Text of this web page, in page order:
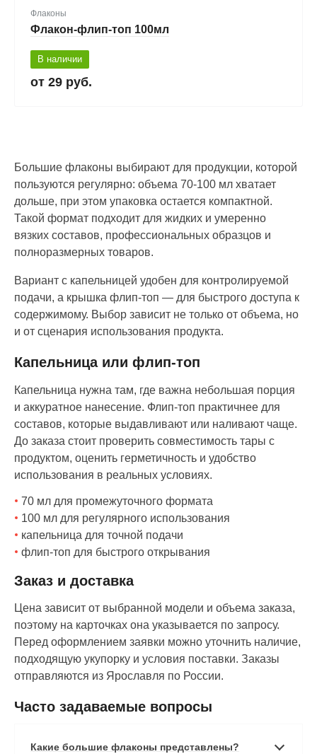
Флаконы
Флакон-флип-топ 100мл
В наличии
29 руб.
Большие флаконы выбирают для продукции, которой
пользуются регулярно: объема 70-100 мл хватает
дольше, при этом упаковка остается компактной.
Такой формат подходит для жидких и умеренно
вязких составов, профессиональных образцов и
полноразмерных товаров.
Вариант с капельницей удобен для контролируемой
подачи, а крышка флип-топ — для быстрого доступа к
содержимому. Выбор зависит не только от объема, но
и от сценария использования продукта.
Капельница или флип-топ
Капельница нужна там, где важна небольшая порция
и аккуратное нанесение. Флип-топ практичнее для
составов, которые выдавливают или наливают чаще.
До заказа стоит проверить совместимость тары с
продуктом, оценить герметичность и удобство
использования в реальных условиях.
70 мл для промежуточного формата
100 мл для регулярного использования
капельница для точной подачи
флип-топ для быстрого открывания
Заказ и доставка
Цена зависит от выбранной модели и объема заказа,
поэтому на карточках она указывается по запросу.
Перед оформлением заявки можно уточнить наличие,
подходящую укупорку и условия поставки. Заказы
отправляются из Ярославля по России.
Часто задаваемые вопросы
Какие большие флаконы представлены?